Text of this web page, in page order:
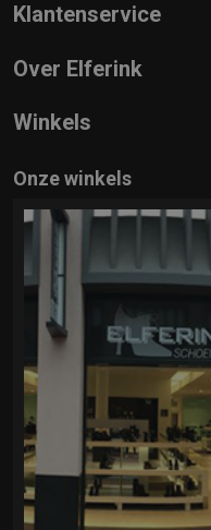
Klantenservice
Over Elferink
Winkels
Onze winkels